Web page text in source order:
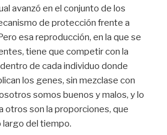
avanzó en el conjunto de los
de protección frente a
esa reproducción, en la que se
tiene que competir con la
de cada individuo donde
los genes, sin mezclase con
somos buenos y malos, y lo
otros son la proporciones, que
largo del tiempo.